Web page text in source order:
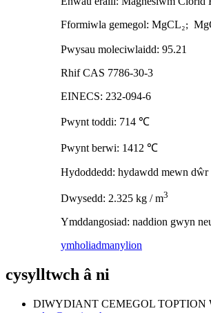
Fformiwla gemegol: MgCL₂;
Pwysau moleciwlaidd: 95.21
Rhif CAS 7786-30-3
EINECS: 232-094-6
Pwynt toddi: 714 ℃
Pwynt berwi: 1412 ℃
Hydoddedd: hydawdd mewn dŵr
Dwysedd: 2.325 kg / m3
Ymddangosiad: naddion gwyn
ymholiadmanylion
cysylltwch â ni
DIWYDIANT CEMEGOL TOPTION